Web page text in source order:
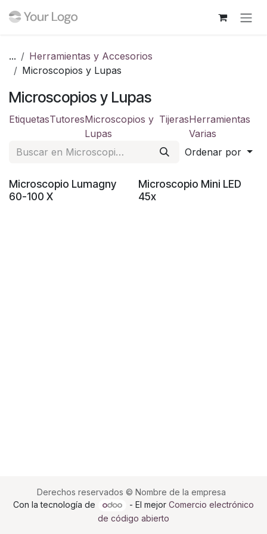
...
Herramientas y Accesorios
Microscopios y Lupas
Microscopios y Lupas
EtiquetasTutoresMicroscopios y
Lupas
TijerasHerramientas
Varias
Ordenar por
Microscopio Lumagny
60-100 X
Microscopio Mini LED
45x
Derechos reservados © Nombre de la empresa
Con la tecnología de
- El mejor Comercio electrónico
de código abierto